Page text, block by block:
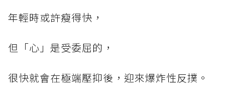
年輕時或許瘦得快，
但「心」是受委屈的，
很快就會在極端壓抑後，迎來爆炸性反撲。